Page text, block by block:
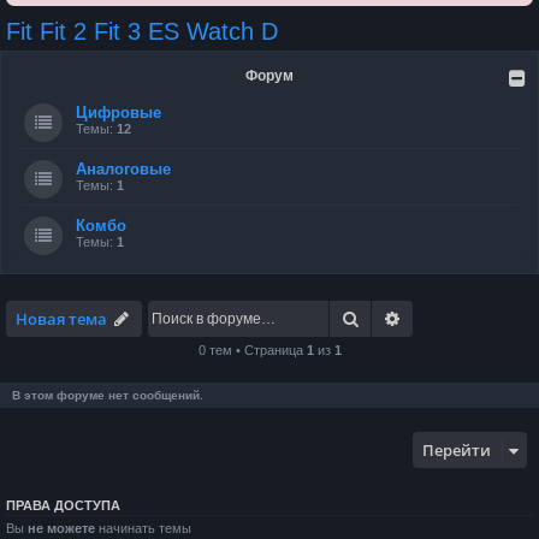
Fit Fit 2 Fit 3 ES Watch D
Форум
Цифровые
Темы: 12
Аналоговые
Темы: 1
Комбо
Темы: 1
Новая тема Поиск
0 тем • Страница 1 из 1
В этом форуме нет сообщений.
Перейти
ПРАВА ДОСТУПА
Вы не можете начинать темы